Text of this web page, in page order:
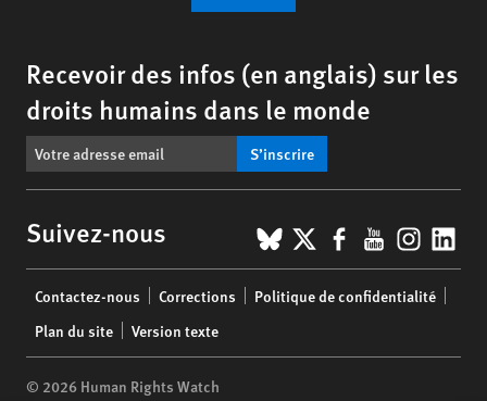
Recevoir des infos (en anglais) sur les
droits humains dans le monde
S’inscrire
Suivez-nous BlueSky
X Facebook
YouTube
menu
Contactez-nous Corrections
Politique de confidentialité
Plan du site
Version texte
© 2026 Human Rights Watch